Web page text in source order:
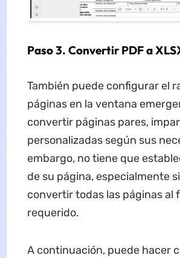
Paso 3. Convertir PDF a
También puede configurar el
páginas en la ventana
convertir páginas pares,
personalizadas según sus
embargo, no tiene que
de su página, especialmente
convertir todas las páginas al
requerido.
A continuación, puede hacer